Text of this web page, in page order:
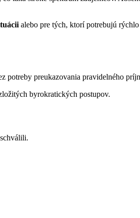
alebo pre tých, ktorí potrebujú
potreby preukazovania pravidelného
byrokratických postupov.